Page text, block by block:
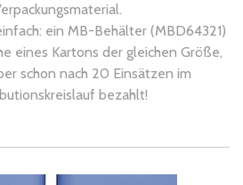
ein MB-Behälter (MBD64321)
eines Kartons der gleichen Größe,
schon nach 20 Einsätzen im
bezahlt!